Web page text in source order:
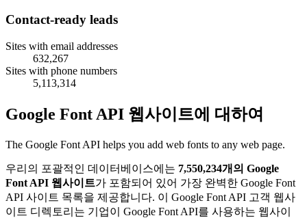
Contact-ready leads
Sites with email addresses
632,267
Sites with phone numbers
5,113,314
Google Font API 웹사이트에 대하여
The Google Font API helps you add web fonts to any web page.
우리의 포괄적인 데이터베이스에는 7,550,234개의 Google
Font API 웹사이트가 포함되어 있어 가장 완벽한 Google Font
API 사이트 목록을 제공합니다. 이 Google Font API 고객 웹사
이트 디렉토리는 기업이 Google Font API를 사용하는 웹사이